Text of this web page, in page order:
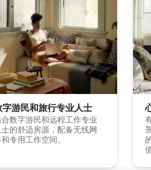
字游民和旅行专业人士
数字游民和远程工作专业
士的舒适房源，配备无线网
专用工作空间。